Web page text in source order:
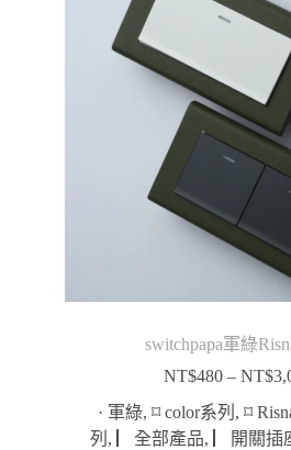
switchpapa軍綠
NT$480 – NT$
· 軍綠, ⌑ color系列 , ⌑
列 , ▏全部產品, ▏開關插